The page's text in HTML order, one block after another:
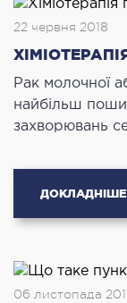
22 червня 2018
Рак молочної
найбільш
захворювань
ДОКЛАДНІШЕ
06 листопада